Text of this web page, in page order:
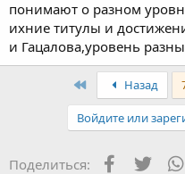
понимают о разном
ихние титулы и
и Гацалова,уровень
Назад
Войдите или
Поделиться: Facebook